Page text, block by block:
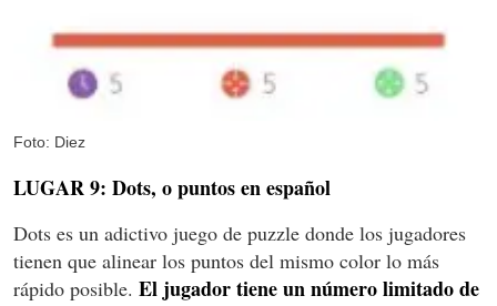
Foto: Diez
LUGAR 9: Dots, o puntos en español
Dots es un adictivo juego de puzzle donde los jugadores
tienen que alinear los puntos del mismo color lo más
rápido posible. El jugador tiene un número limitado de